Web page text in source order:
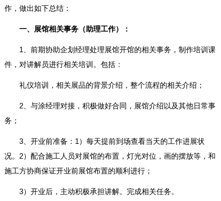
作，做出如下总结：
一、展馆相关事务（助理工作）：
1、前期协助企划经理处理展馆开馆的相关事务，制作培训课
件，对讲解员进行相关培训。包括：
礼仪培训，相关展品的背景介绍，整个流程的相关介绍；
2、与涂经理对接，积极做好合同，展馆介绍以及其他日常事
务；
3、开业前准备：1）每天提前到场查看当天的工作进展状
况。2）配合施工人员对展馆的布置，灯光对位，画的摆放等，和
施工方协商保证开业前展馆布置的顺利进行；
3）开业后，主动积极承担讲解。完成相关任务。